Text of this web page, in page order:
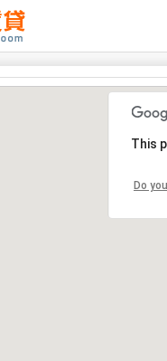
This
Do